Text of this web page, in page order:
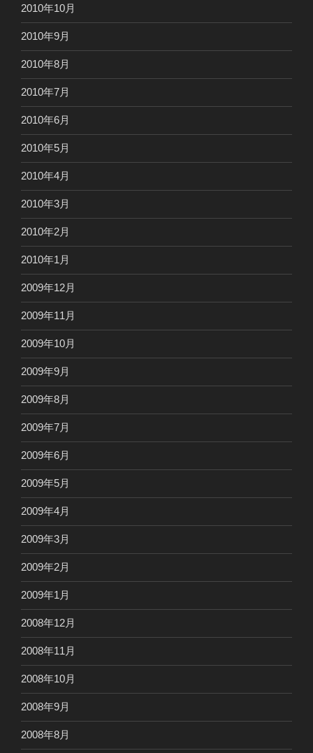
2010年10月
2010年9月
2010年8月
2010年7月
2010年6月
2010年5月
2010年4月
2010年3月
2010年2月
2010年1月
2009年12月
2009年11月
2009年10月
2009年9月
2009年8月
2009年7月
2009年6月
2009年5月
2009年4月
2009年3月
2009年2月
2009年1月
2008年12月
2008年11月
2008年10月
2008年9月
2008年8月